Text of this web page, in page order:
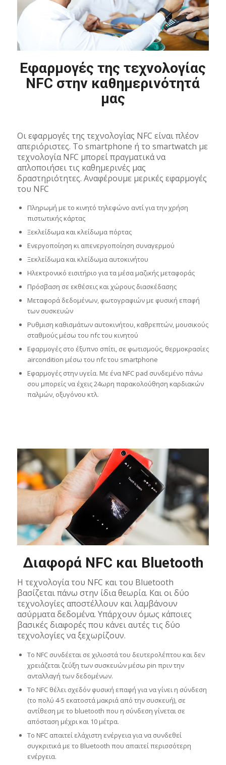
Εφαρμογές της τεχνολογίας
NFC στην καθημερινότητά
μας
Οι εφαρμογές της τεχνολογίας NFC είναι πλέον
απεριόριστες. Το smartphone ή το smartwatch με
τεχνολογία NFC μπορεί πραγματικά να
απλοποιήσει τις καθημερινές μας
δραστηριότητες. Αναφέρουμε μερικές εφαρμογές
του NFC
Πληρωμή με το κινητό τηλεφώνο αντί για την χρήση
πιστωτικής κάρτας
Ξεκλείδωμα και κλείδωμα πόρτας
Ενεργοποίηση κι απενεργοποίηση συναγερμού
Ξεκλείδωμα και κλείδωμα αυτοκινήτου
Ηλεκτρονικό εισιτήριο για τα μέσα μαζικής μεταφοράς
Πρόσβαση σε εκθέσεις και χώρους διασκέδασης
Μεταφορά δεδομένων, φωτογραφιών με φυσική επαφή
των συσκευών
Ρυθμιση καθισμάτων αυτοκινήτου, καθρεπτών, μουσικούς
σταθμούς μέσω του nfc του κινητού
Εφαρμογές στο έξυπνο σπίτι, σε φωτισμούς, θερμοκρασίες
aircondition μέσω του nfc του smartphone
Εφαρμογές στην υγεία. Με ένα NFC pad συνδεμένο πάνω
σου μπορείς να έχεις 24ωρη παρακολούθηση καρδιακών
παλμών, οξυγόνου κτλ.
Διαφορά NFC και Bluetooth
Η τεχνολογία του NFC και του Bluetooth
βασίζεται πάνω στην ίδια θεωρία. Και οι δύο
τεχνολογίες αποστέλλουν και λαμβάνουν
ασύρματα δεδομένα. Υπάρχουν όμως κάποιες
βασικές διαφορές που κάνει αυτές τις δύο
τεχνολογίες να ξεχωρίζουν.
Το NFC συνδέεται σε χιλιοστά του δευτερολέπτου και δεν
χρειάζεται ζεύξη των συσκευών μέσω pin πριν την
ανταλλαγή των δεδομένων.
Το NFC θέλει σχεδόν φυσική επαφή για να γίνει η σύνδεση
(το πολύ 4-5 εκατοστά μακριά από την συσκευή), σε
αντίθεση με το bluetooth που η σύνδεση γίνεται σε
απόσταση μέχρι και 10 μέτρα.
Το NFC απαιτεί ελάχιστη ενέργεια για να συνδεθεί
συγκριτικά με το Bluetooth που απαιτεί περισσότερη
ενέργεια.